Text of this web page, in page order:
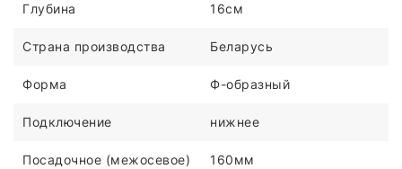
Глубина 16см
Страна производства Беларусь
Форма Ф-образный
Подключение нижнее
Посадочное (межосевое)
160мм